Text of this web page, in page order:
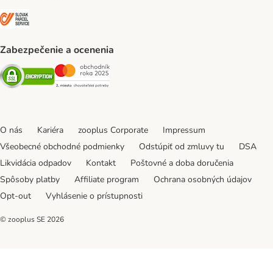
Zabezpečenie a ocenenia
Security Security
O nás Kariéra zooplus Corporate
Impressum
Všeobecné obchodné podmienky
Odstúpiť od zmluvy tu
DSA
Likvidácia odpadov
Kontakt
Poštovné a doba doručenia
Spôsoby platby
Affiliate program
Ochrana osobných údajov
Opt-out
Vyhlásenie o prístupnosti
© zooplus SE 2026